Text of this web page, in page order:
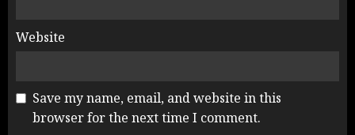
Website
Save my name, email, and website in this
browser for the next time I comment.